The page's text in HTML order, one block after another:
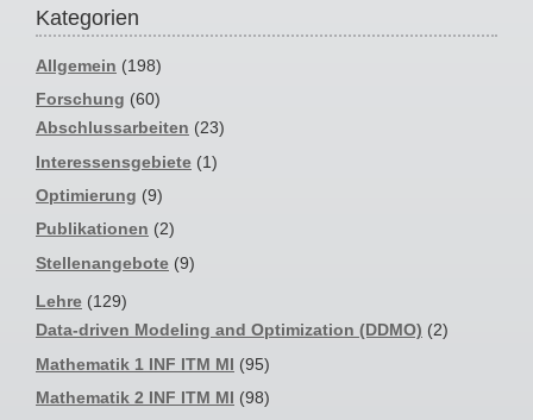
Kategorien
Allgemein (198)
Forschung (60)
Abschlussarbeiten (23)
Interessensgebiete (1)
Optimierung (9)
Publikationen (2)
Stellenangebote (9)
Lehre (129)
Data-driven Modeling and Optimization (DDMO) (2)
Mathematik 1 INF ITM MI (95)
Mathematik 2 INF ITM MI (98)